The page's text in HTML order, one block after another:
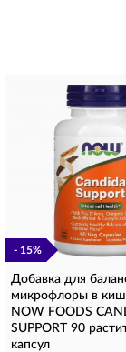
- 15%
Добавка для
микрофлоры в
NOW FOODS
SUPPORT 90
капсул